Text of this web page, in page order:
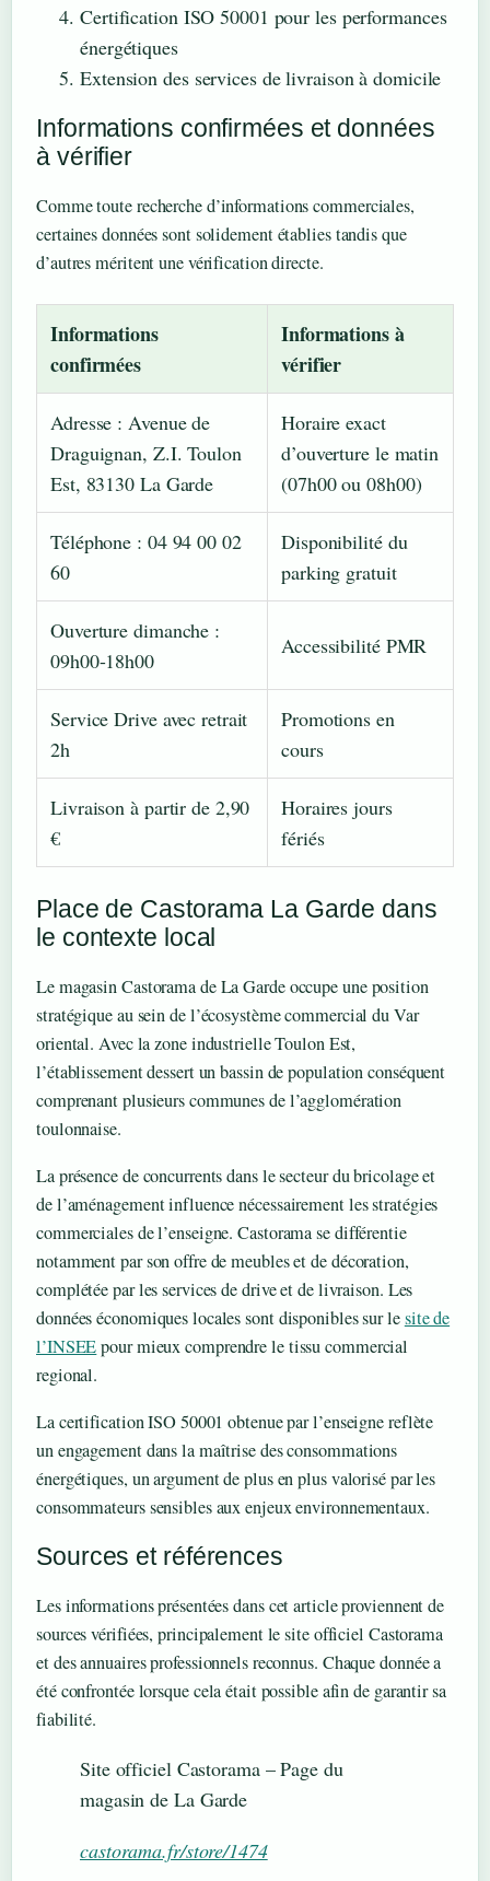
Certification ISO 50001 pour les performances
énergétiques
Extension des services de livraison à domicile
Informations confirmées et données
à vérifier
Comme toute recherche d’informations commerciales,
certaines données sont solidement établies tandis que
d’autres méritent une vérification directe.
Informations
confirmées
Informations à
vérifier
Adresse : Avenue de
Draguignan, Z.I. Toulon
Est, 83130 La Garde
Horaire exact
d’ouverture le matin
(07h00 ou 08h00)
Téléphone : 04 94 00 02
60
Disponibilité du
parking gratuit
Ouverture dimanche :
09h00-18h00
Accessibilité PMR
Service Drive avec retrait
2h
Promotions en
cours
Livraison à partir de 2,90
€
Horaires jours
fériés
Place de Castorama La Garde dans
le contexte local
Le magasin Castorama de La Garde occupe une position
stratégique au sein de l’écosystème commercial du Var
oriental. Avec la zone industrielle Toulon Est,
l’établissement dessert un bassin de population conséquent
comprenant plusieurs communes de l’agglomération
toulonnaise.
La présence de concurrents dans le secteur du bricolage et
de l’aménagement influence nécessairement les stratégies
commerciales de l’enseigne. Castorama se différentie
notamment par son offre de meubles et de décoration,
complétée par les services de drive et de livraison. Les
données économiques locales sont disponibles sur lesite de
l’INSEEpour mieux comprendre le tissu commercial
regional.
La certification ISO 50001 obtenue par l’enseigne reflète
un engagement dans la maîtrise des consommations
énergétiques, un argument de plus en plus valorisé par les
consommateurs sensibles aux enjeux environnementaux.
Sources et références
Les informations présentées dans cet article proviennent de
sources vérifiées, principalement le site officiel Castorama
et des annuaires professionnels reconnus. Chaque donnée a
été confrontée lorsque cela était possible afin de garantir sa
fiabilité.
Site officiel Castorama – Page du
magasin de La Garde
castorama.fr/store/1474